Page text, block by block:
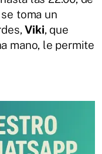
toma un
Viki, que
mano, le permite